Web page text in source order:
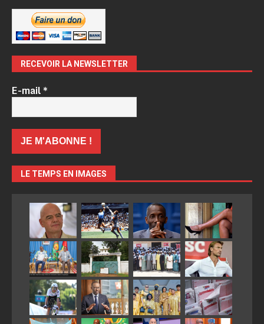
RECEVOIR LA NEWSLETTER
E-mail*
LE TEMPS EN IMAGES